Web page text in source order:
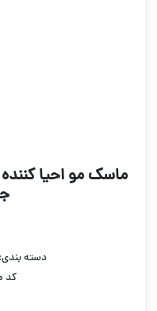
ماسک مو احیا
دسته بندی:
کد